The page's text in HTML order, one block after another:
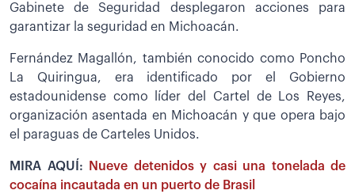
Gabinete de Seguridad desplegaron acciones para
garantizar la seguridad en Michoacán.
Fernández Magallón, también conocido como Poncho
La Quiringua, era identificado por el Gobierno
estadounidense como líder del Cartel de Los Reyes,
organización asentada en Michoacán y que opera bajo
el paraguas de Carteles Unidos.
MIRA AQUÍ:
Nueve detenidos y casi una tonelada de
cocaína incautada en un puerto de Brasil